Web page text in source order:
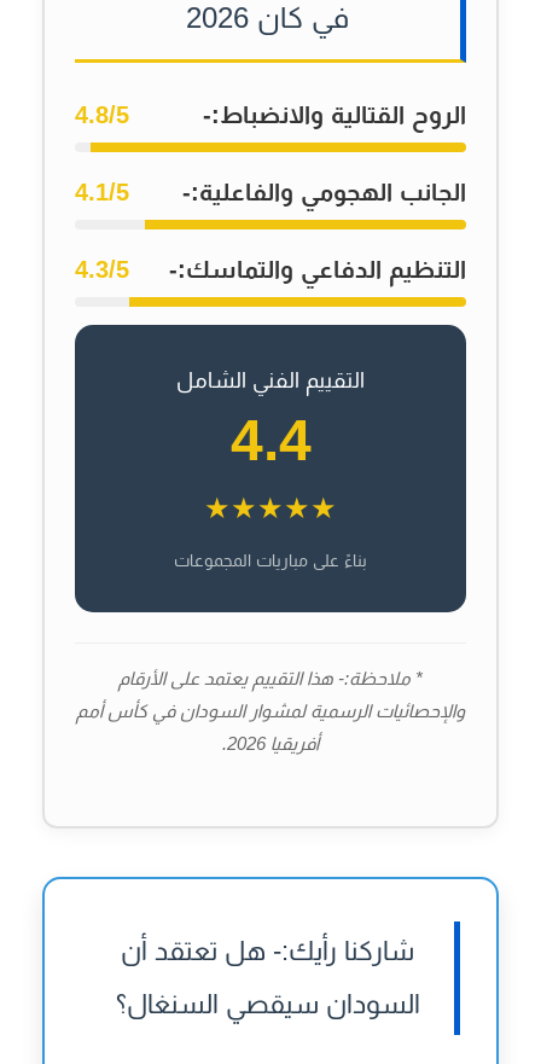
في كان 2026
الروح القتالية والانضباط:- 4.8/5
الجانب الهجومي والفاعلية:- 4.1/5
التنظيم الدفاعي والتماسك:- 4.3/5
التقييم الفني الشامل
4.4
★★★★★
بناءً على مباريات المجموعات
* ملاحظة:- هذا التقييم يعتمد على الأرقام
والإحصائيات الرسمية لمشوار السودان في كأس أمم
أفريقيا 2026.
شاركنا رأيك:- هل تعتقد أن
السودان سيقصي السنغال؟